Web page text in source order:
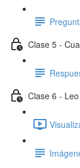
Clase 5 -
Clase 6 - Leo